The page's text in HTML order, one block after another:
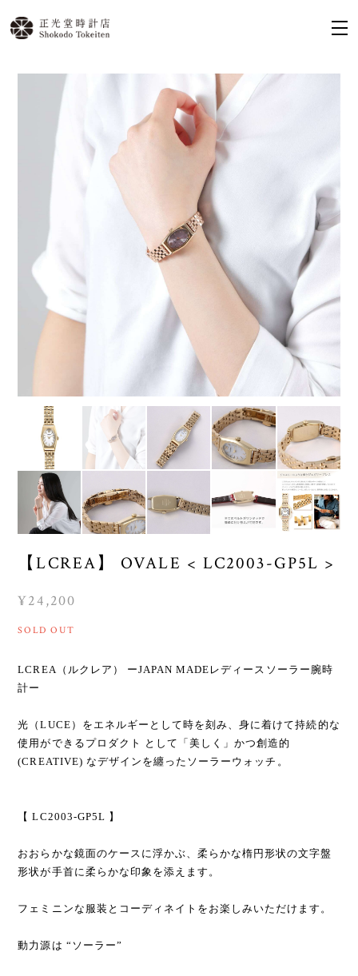
【LCREA】 OVALE < LC2003-GP5L >
¥24,200
SOLD OUT
LCREA（ルクレア） ーJAPAN MADEレディースソーラー腕時
計ー
光（LUCE）をエネルギーとして時を刻み、身に着けて持続的な
使用ができるプロダクト として「美しく」かつ創造的
(CREATIVE) なデザインを纏ったソーラーウォッチ。
【 LC2003-GP5L 】
おおらかな鏡面のケースに浮かぶ、柔らかな楕円形状の文字盤
形状が手首に柔らかな印象を添えます。
フェミニンな服装とコーディネイトをお楽しみいただけます。
動力源は “ソーラー”